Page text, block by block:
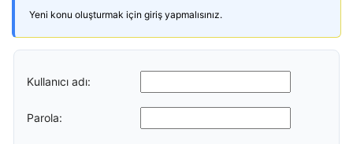
Yeni konu oluşturmak için giriş yapmalısınız.
Kullanıcı adı:
Parola: